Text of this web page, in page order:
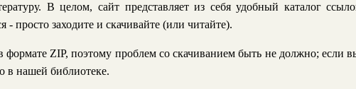
В целом, сайт представляет из себя удобный каталог
просто заходите и скачивайте (или читайте).
ZIP, поэтому проблем со скачиванием быть не должно; если
в нашей библиотеке.